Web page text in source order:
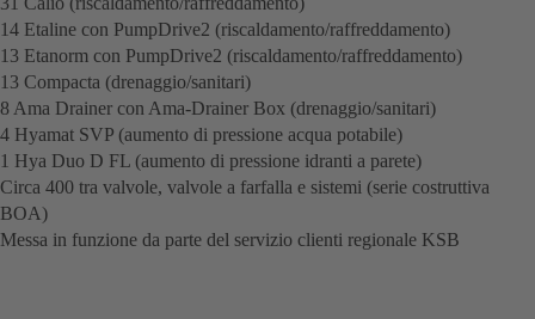
14 Etaline con PumpDrive2 (riscaldamento/raffreddamento)
13 Etanorm con PumpDrive2 (riscaldamento/raffreddamento)
13 Compacta (drenaggio/sanitari)
8 Ama Drainer con Ama-Drainer Box (drenaggio/sanitari)
4 Hyamat SVP (aumento di pressione acqua potabile)
1 Hya Duo D FL (aumento di pressione idranti a parete)
Circa 400 tra valvole, valvole a farfalla e sistemi (serie costruttiva
BOA)
Messa in funzione da parte del servizio clienti regionale KSB